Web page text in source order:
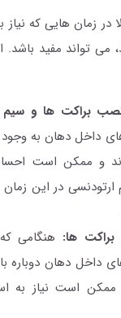
در زمان هایی که
می تواند مفید
نصب براکت ها و
داخل دهان به
و ممکن است
ارتودنسی در این
ها: هنگامی
داخل دهان دوباره
ممکن است نیاز به